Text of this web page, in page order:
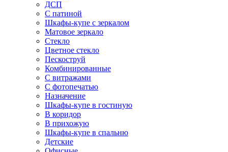
ДСП
С патиной
Шкафы-купе с зеркалом
Матовое зеркало
Стекло
Цветное стекло
Пескоструй
Комбинированные
С витражами
С фотопечатью
Назначение
Шкафы-купе в гостиную
В коридор
В прихожую
Шкафы-купе в спальню
Детские